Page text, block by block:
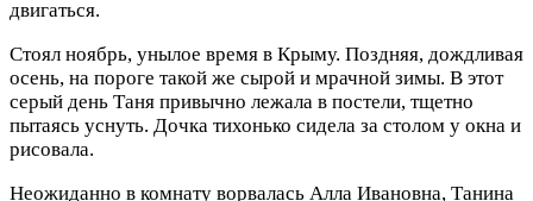
двигаться.
Стоял ноябрь, унылое время в Крыму. Поздняя, дождливая
осень, на пороге такой же сырой и мрачной зимы. В этот
серый день Таня привычно лежала в постели, тщетно
пытаясь уснуть. Дочка тихонько сидела за столом у окна и
рисовала.
Неожиданно в комнату ворвалась Алла Ивановна, Танина